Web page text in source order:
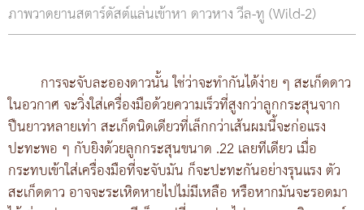
ภาพวาดยานสตาร์ดัสต์แล่นเข้าหา ดาวหาง วีล-ทู (Wild-2)
การจะจับละอองดาวนั้น ใช่ว่าจะทำกันได้ง่าย ๆ สะเก็ดดาว
ในอวกาศ จะวิ่งใส่เครื่องมือด้วยความเร็วที่สูงกว่าลูกกระสุนจาก
ปืนยาวหลายเท่า สะเก็ดนิดเดียวที่เล็กกว่าเส้นผมนี้จะก่อแรง
ปะทะพอ ๆ กับยิงด้วยลูกกระสุนขนาด .22 เลยทีเดียว เมื่อ
กระทบเข้าใส่เครื่องมือที่จะจับมัน ก็จะปะทะกันอย่างรุนแรง ตัว
สะเก็ดดาว อาจจะระเหิดหายไปไม่มีเหลือ หรือหากมันจะรอดมา